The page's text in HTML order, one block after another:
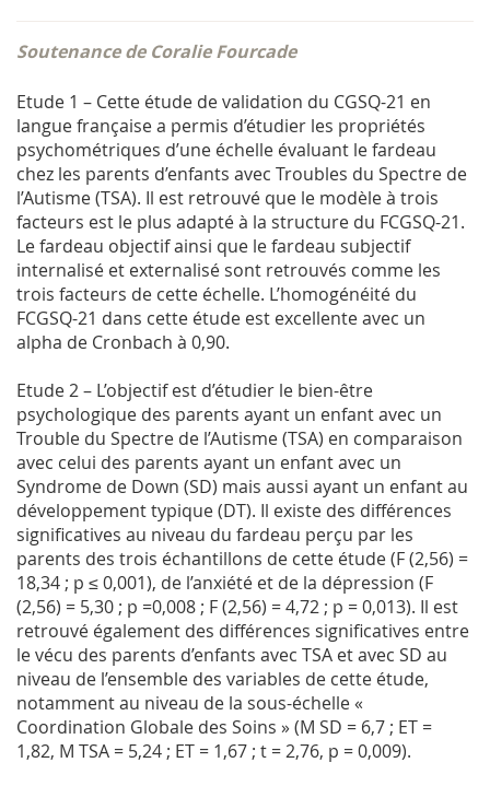
Soutenance de Coralie Fourcade
Etude 1 – Cette étude de validation du CGSQ-21 en
langue française a permis d’étudier les propriétés
psychométriques d’une échelle évaluant le fardeau
chez les parents d’enfants avec Troubles du Spectre de
l’Autisme (TSA). Il est retrouvé que le modèle à trois
facteurs est le plus adapté à la structure du FCGSQ-21.
Le fardeau objectif ainsi que le fardeau subjectif
internalisé et externalisé sont retrouvés comme les
trois facteurs de cette échelle. L’homogénéité du
FCGSQ-21 dans cette étude est excellente avec un
alpha de Cronbach à 0,90.
Etude 2 – L’objectif est d’étudier le bien-être
psychologique des parents ayant un enfant avec un
Trouble du Spectre de l’Autisme (TSA) en comparaison
avec celui des parents ayant un enfant avec un
Syndrome de Down (SD) mais aussi ayant un enfant au
développement typique (DT). Il existe des différences
significatives au niveau du fardeau perçu par les
parents des trois échantillons de cette étude (F (2,56) =
18,34 ; p ≤ 0,001), de l’anxiété et de la dépression (F
(2,56) = 5,30 ; p =0,008 ; F (2,56) = 4,72 ; p = 0,013). Il est
retrouvé également des différences significatives entre
le vécu des parents d’enfants avec TSA et avec SD au
niveau de l’ensemble des variables de cette étude,
notamment au niveau de la sous-échelle «
Coordination Globale des Soins » (M SD = 6,7 ; ET =
1,82, M TSA = 5,24 ; ET = 1,67 ; t = 2,76, p = 0,009).